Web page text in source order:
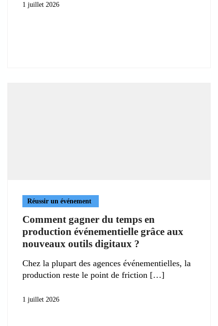
1 juillet 2026
Réussir un événement
Comment gagner du temps en
production événementielle grâce aux
nouveaux outils digitaux ?
Chez la plupart des agences événementielles, la
production reste le point de friction
1 juillet 2026